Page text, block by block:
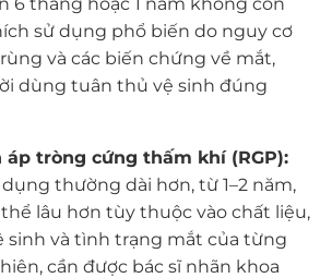
sử dụng phổ biến do nguy cơ
và các biến chứng về mắt,
dùng tuân thủ vệ sinh đúng
tròng cứng thấm khí (RGP):
thường dài hơn, từ 1–2 năm,
lâu hơn tùy thuộc vào chất liệu,
sinh và tình trạng mắt của từng
cần được bác sĩ nhãn khoa